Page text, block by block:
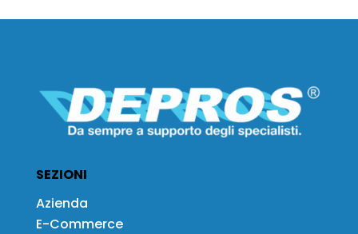
SEZIONI
Azienda
E-Commerce